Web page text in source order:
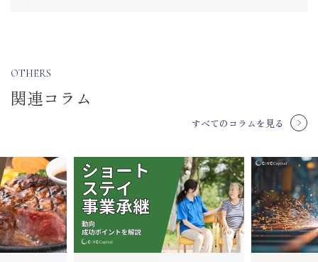
OTHERS
関連コラム
すべてのコラムを見る